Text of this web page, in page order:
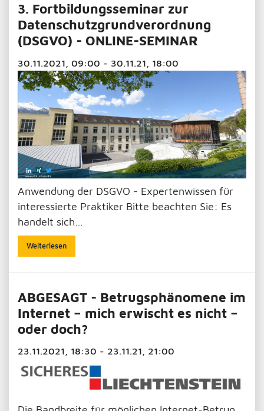
3. Fortbildungsseminar zur
Datenschutzgrundverordnung
(DSGVO) - ONLINE-SEMINAR
30.11.2021, 09:00 - 30.11.21, 18:00
Anwendung der DSGVO - Expertenwissen für
interessierte Praktiker Bitte beachten Sie: Es
handelt sich…
Weiterlesen
ABGESAGT - Betrugsphänomene im
Internet – mich erwischt es nicht –
oder doch?
23.11.2021, 18:30 - 23.11.21, 21:00